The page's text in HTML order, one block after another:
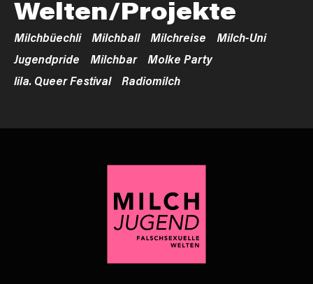
Welten/Projekte
Milchbüechli Milchball Milchreise
Milch-Uni
Jugendpride
Milchbar
Molke Party
lila. Queer Festival
Radiomilch